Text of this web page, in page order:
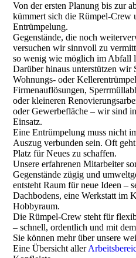
Von der ersten Planung bis zur
kümmert sich die Rümpel-Crew
Entrümpelung.
Gegenstände, die noch
versuchen wir sinnvoll zu
so wenig wie möglich im Abfall
Darüber hinaus unterstützen wir
Wohnungs- oder
Firmenauflösungen,
oder kleineren
oder Gewerbefläche – wir sind
Einsatz.
Eine Entrümpelung muss nicht
Auszug verbunden sein. Oft
Platz für Neues zu schaffen.
Unsere erfahrenen Mitarbeiter
Gegenstände zügig und
entsteht Raum für neue Ideen –
Dachbodens, eine Werkstatt im
Hobbyraum.
Die Rümpel-Crew steht für
– schnell, ordentlich und mit
Sie können mehr über unsere
Eine Übersicht aller